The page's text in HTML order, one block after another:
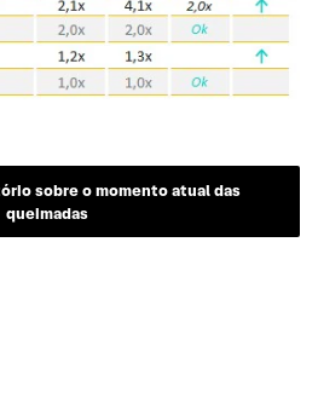
sobre o momento atual das
queimadas